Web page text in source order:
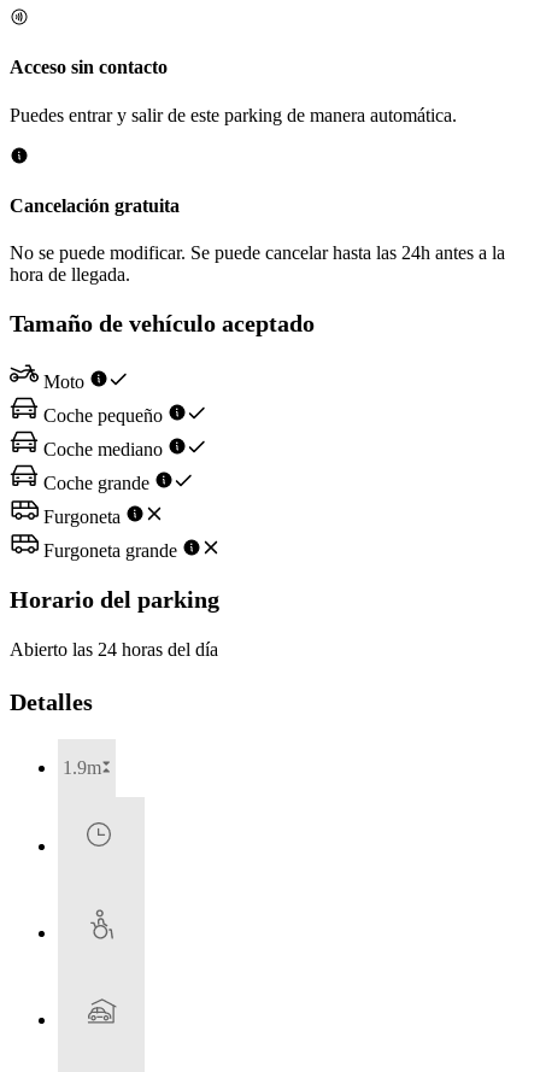
Acceso sin contacto
Puedes entrar y salir de este parking de manera automática.
Cancelación gratuita
No se puede modificar. Se puede cancelar hasta las 24h antes a la
hora de llegada.
Tamaño de vehículo aceptado
Moto
Coche pequeño
Coche mediano
Coche grande
Furgoneta
Furgoneta grande
Horario del parking
Abierto las 24 horas del día
Detalles
1.9m